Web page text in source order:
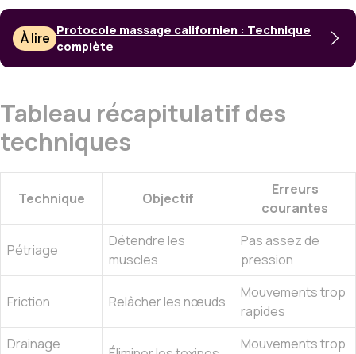
À lire Protocole massage californien : Technique
complète
Tableau récapitulatif des
techniques
Technique Objectif
Erreurs
courantes
Pétriage
Détendre les
muscles
Pas assez de
pression
Friction Relâcher les nœuds
Mouvements trop
rapides
Drainage
Mouvements trop